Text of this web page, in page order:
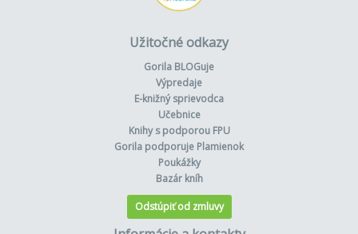
Užitočné odkazy
Gorila BLOGuje
Výpredaje
E-knižný sprievodca
Učebnice
Knihy s podporou FPU
Gorila podporuje Plamienok
Poukážky
Bazár kníh
Odstúpiť od zmluvy